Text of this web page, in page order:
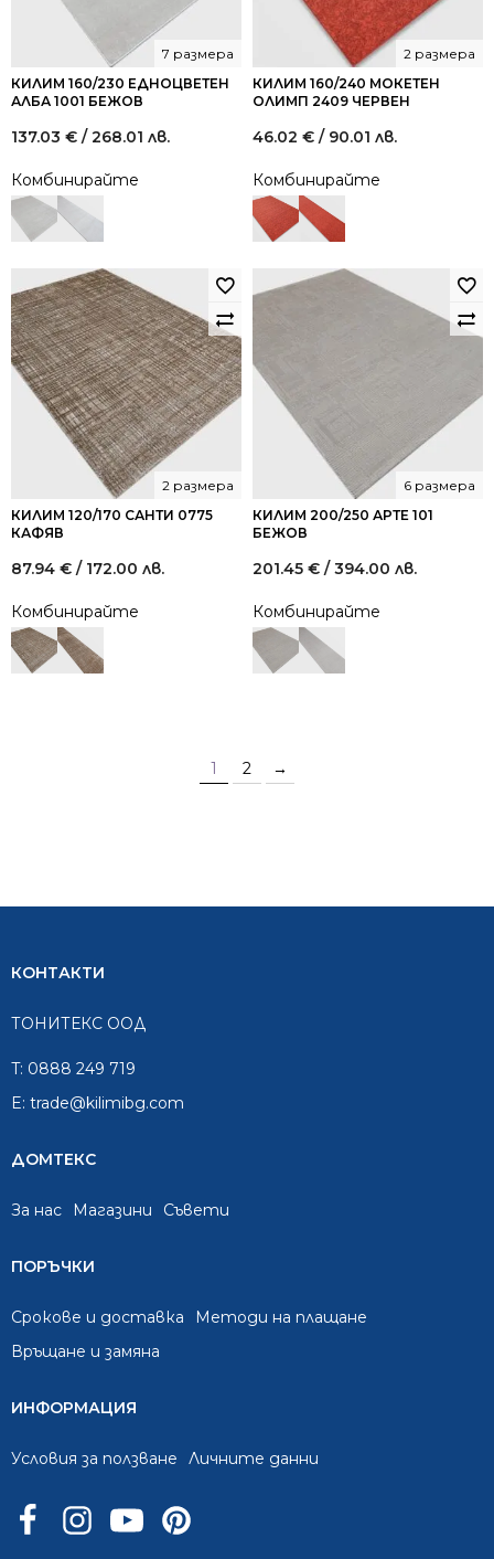
КИЛИМ 160/230 ЕДНОЦВЕТЕН
АЛБА 1001 БЕЖОВ
7 размера
137.03 € / 268.01 лв.
Комбинирайте
КИЛИМ 160/240 МОКЕТЕН
ОЛИМП 2409 ЧЕРВЕН
2 размера
46.02 € / 90.01 лв.
Комбинирайте
КИЛИМ 120/170 САНТИ 0775
КАФЯВ
2 размера
87.94 € / 172.00 лв.
Комбинирайте
КИЛИМ 200/250 АРТЕ 101
БЕЖОВ
6 размера
201.45 € / 394.00 лв.
Комбинирайте
1 2 →
КОНТАКТИ
ТОНИТЕКС ООД
T: 0888 249 719
E: trade@kilimibg.com
ДОМТЕКС
За нас Mагазини Съвети
ПОРЪЧКИ
Срокове и доставка
Методи на плащане
Връщане и замяна
ИНФОРМАЦИЯ
Условия за ползване Личните данни